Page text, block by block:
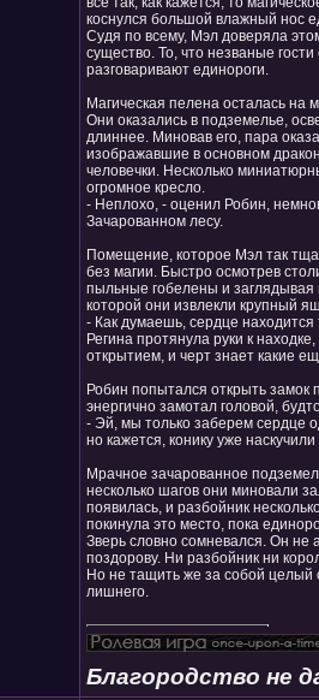
коснулся большой влажный нос
Судя по всему, Мэл доверяла
существо. То, что незваные
разговаривают единороги.
Магическая пелена осталась на
Они оказались в подземелье,
длиннее. Миновав его, пара
изображавшие в основном
человечки. Несколько
огромное кресло.
- Неплохо, - оценил Робин,
Зачарованном лесу.
Помещение, которое Мэл так
без магии. Быстро осмотрев
пыльные гобелены и заглядывая
которой они извлекли крупный
- Как думаешь, сердце находится
Регина протянула руки к
открытием, и черт знает какие
Робин попытался открыть
энергично замотал головой,
- Эй, мы только заберем сердце
но кажется, конику уже
Мрачное зачарованное
несколько шагов они миновали
появилась, и разбойник
покинула это место, пока
Зверь словно сомневался. Он не
поздорову. Ни разбойник ни
Но не тащить же за собой целый
лишнего.
Благородство не